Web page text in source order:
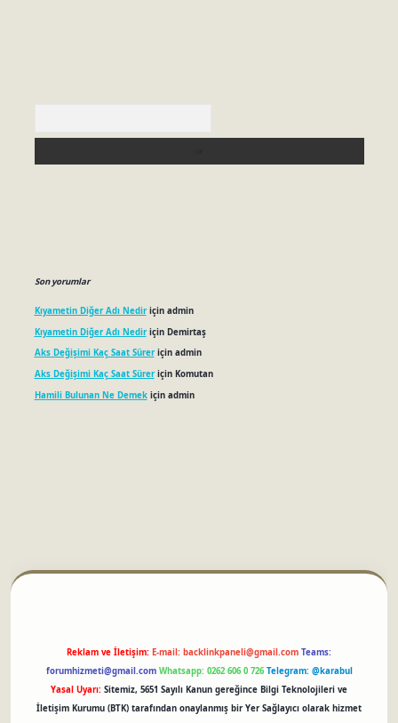
Son yorumlar
Kıyametin Diğer Adı Nediriçin admin
Kıyametin Diğer Adı Nediriçin Demirtaş
Aks Değişimi Kaç Saat Süreriçin admin
Aks Değişimi Kaç Saat Süreriçin Komutan
Hamili Bulunan Ne Demekiçin admin
Reklam ve İletişim: E-mail: backlinkpaneli@gmail.com Teams:
forumhizmeti@gmail.com Whatsapp: 0262 606 0 726 Telegram: @karabul
Yasal Uyarı: Sitemiz, 5651 Sayılı Kanun gereğince Bilgi Teknolojileri ve
İletişim Kurumu (BTK) tarafından onaylanmış bir Yer Sağlayıcı olarak hizmet